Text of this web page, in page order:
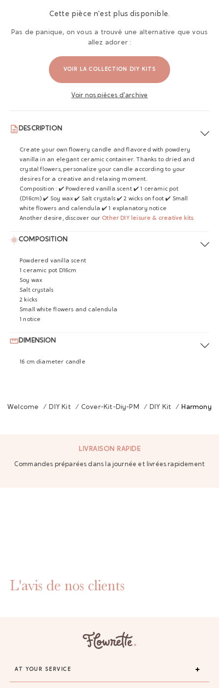
Cette pièce n'est plus disponible.
Pas de panique, on vous a trouvé une alternative que vous
allez adorer :
VOIR LA COLLECTION DIY KITS
Voir nos pièces d'archive
DESCRIPTION
Create your own flowery candle and flavored with powdery
vanilla in an elegant ceramic container. Thanks to dried and
crystal flowers, personalize your candle according to your
desires for a creative and relaxing moment.
Composition : ✔️ Powdered vanilla scent ✔️ 1 ceramic pot
(D16cm) ✔️ Soy wax ✔️ Salt crystals ✔️ 2 wicks on foot ✔️ Small
white flowers and calendula ✔️ 1 explanatory notice
Another desire, discover our Other DIY leisure & creative kits.
COMPOSITION
Powdered vanilla scent
1 ceramic pot D16cm
Soy wax
Salt crystals
2 kicks
Small white flowers and calendula
1 notice
DIMENSION
16 cm diameter candle
Welcome / DIY Kit / Cover-Kit-Diy-PM / DIY Kit / Harmony
LIVRAISON RAPIDE
Commandes préparées dans la journée et livrées rapidement
L'avis de nos clients
AT YOUR SERVICE